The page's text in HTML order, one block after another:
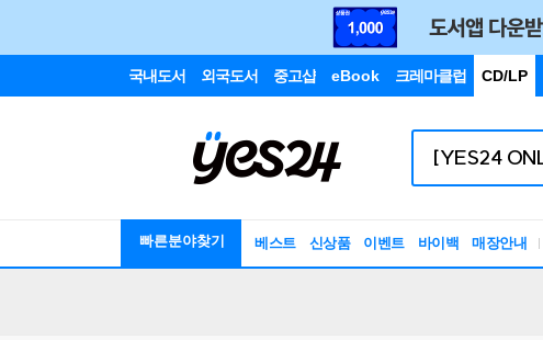
국내도서 외국도서 중고샵 eBook 크레마클럽 CD/LP
빠른분야찾기 베스트 신상품 이벤트 바이백 매장안내